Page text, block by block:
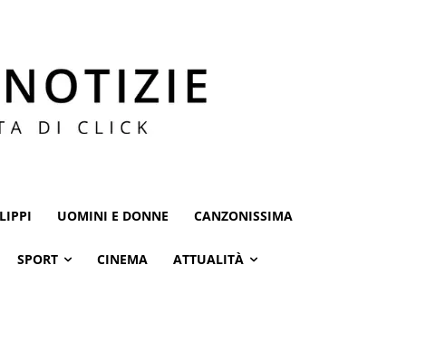
UOMINI E DONNE CANZONISSIMA
SPORT CINEMA ATTUALITÀ